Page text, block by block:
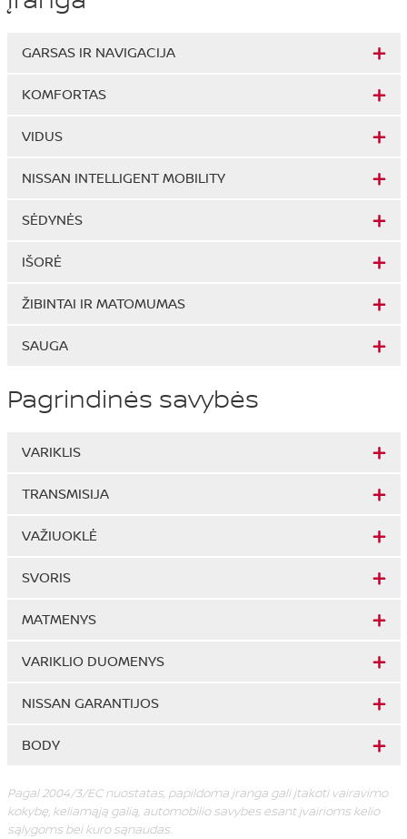
GARSAS IR NAVIGACIJA
KOMFORTAS
VIDUS
NISSAN INTELLIGENT MOBILITY
SĖDYNĖS
IŠORĖ
ŽIBINTAI IR MATOMUMAS
SAUGA
Pagrindinės savybės
VARIKLIS
TRANSMISIJA
VAŽIUOKLĖ
SVORIS
MATMENYS
VARIKLIO DUOMENYS
NISSAN GARANTIJOS
BODY
Pagal 2004/3/EC nuostatas, papildoma įranga gali įtakoti vairavimo
kokybę, keliamąją galią, automobilio savybes esant įvairioms kelio
sąlygoms bei kuro sąnaudas.